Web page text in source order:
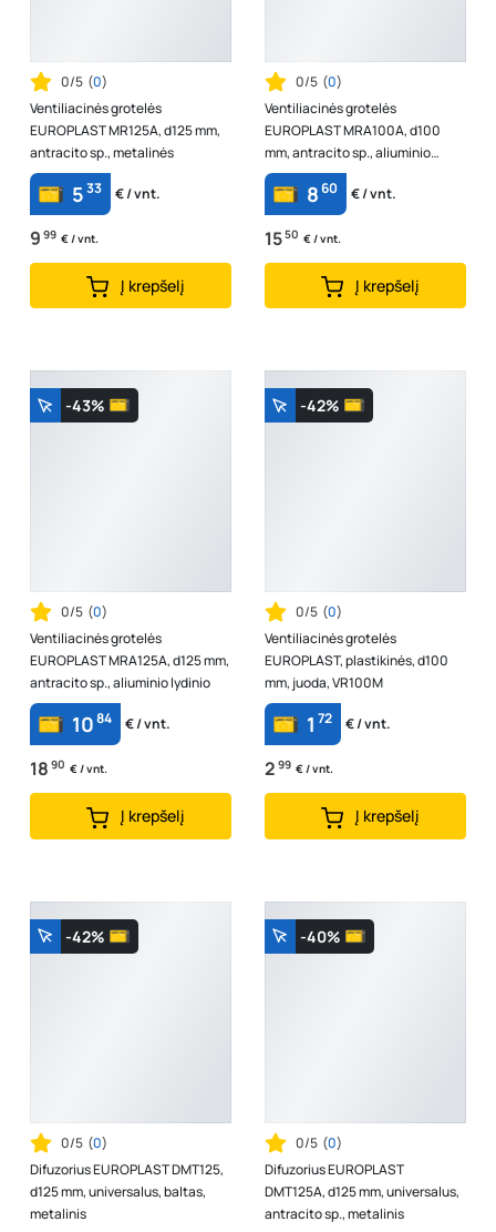
0/5 (0)
Ventiliacinės grotelės
EUROPLAST MR125A, d125 mm,
antracito sp., metalinės
533 € / vnt.
9 99 € / vnt.
Į krepšelį
0/5 (0)
Ventiliacinės grotelės
EUROPLAST MRA100A, d100
mm, antracito sp., aliuminio
lydinio
860 € / vnt.
1550 € / vnt.
Į krepšelį
-43%
0/5 (0)
Ventiliacinės grotelės
EUROPLAST MRA125A, d125 mm,
antracito sp., aliuminio lydinio
1084 € / vnt.
18 90 € / vnt.
Į krepšelį
-42%
0/5 (0)
Ventiliacinės grotelės
EUROPLAST, plastikinės, d100
mm, juoda, VR100M
1 72 € / vnt.
2 99 € / vnt.
Į krepšelį
-42%
0/5 (0)
Difuzorius EUROPLAST DMT125,
d125 mm, universalus, baltas,
metalinis
-40%
0/5 (0)
Difuzorius EUROPLAST
DMT125A, d125 mm, universalus,
antracito sp., metalinis